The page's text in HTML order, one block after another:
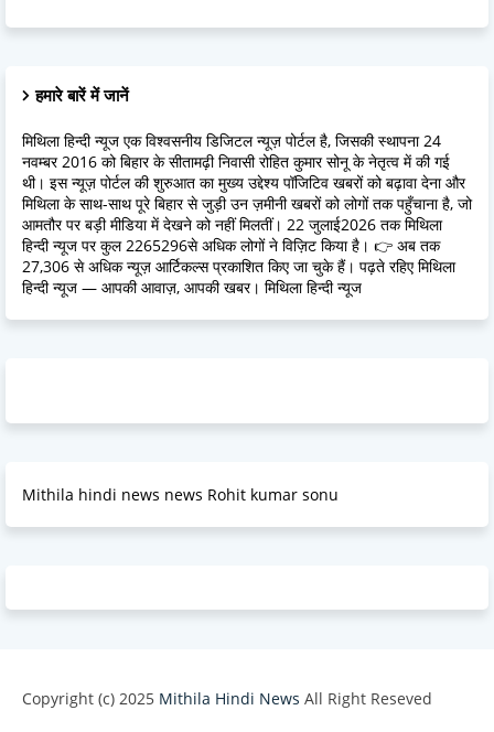
हमारे बारें में जानें
मिथिला हिन्दी न्यूज एक विश्वसनीय डिजिटल न्यूज़ पोर्टल है, जिसकी स्थापना 24
नवम्बर 2016 को बिहार के सीतामढ़ी निवासी रोहित कुमार सोनू के नेतृत्व में की गई
थी। इस न्यूज़ पोर्टल की शुरुआत का मुख्य उद्देश्य पॉजिटिव खबरों को बढ़ावा देना और
मिथिला के साथ-साथ पूरे बिहार से जुड़ी उन ज़मीनी खबरों को लोगों तक पहुँचाना है, जो
आमतौर पर बड़ी मीडिया में देखने को नहीं मिलतीं। 22 जुलाई2026 तक मिथिला
हिन्दी न्यूज पर कुल 2265296से अधिक लोगों ने विज़िट किया है। 👉 अब तक
27,306 से अधिक न्यूज़ आर्टिकल्स प्रकाशित किए जा चुके हैं। पढ़ते रहिए मिथिला
हिन्दी न्यूज — आपकी आवाज़, आपकी खबर। मिथिला हिन्दी न्यूज
Mithila hindi news news Rohit kumar sonu
Copyright (c) 2025 Mithila Hindi News All Right Reseved